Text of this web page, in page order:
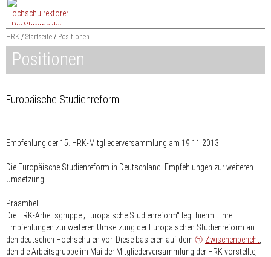
Zum
Content
springen
HRK Startseite Positionen
Positionen
Europäische Studienreform
Empfehlung der 15. HRK-Mitgliederversammlung am 19.11.2013
Die Europäische Studienreform in Deutschland: Empfehlungen zur weiteren
Umsetzung
Präambel
Die HRK-Arbeitsgruppe „Europäische Studienreform“ legt hiermit ihre
Empfehlungen zur weiteren Umsetzung der Europäischen Studienreform an
den deutschen Hochschulen vor. Diese basieren auf dem
Zwischenbericht
den die Arbeitsgruppe im Mai der Mitgliederversammlung der HRK vorstellte,